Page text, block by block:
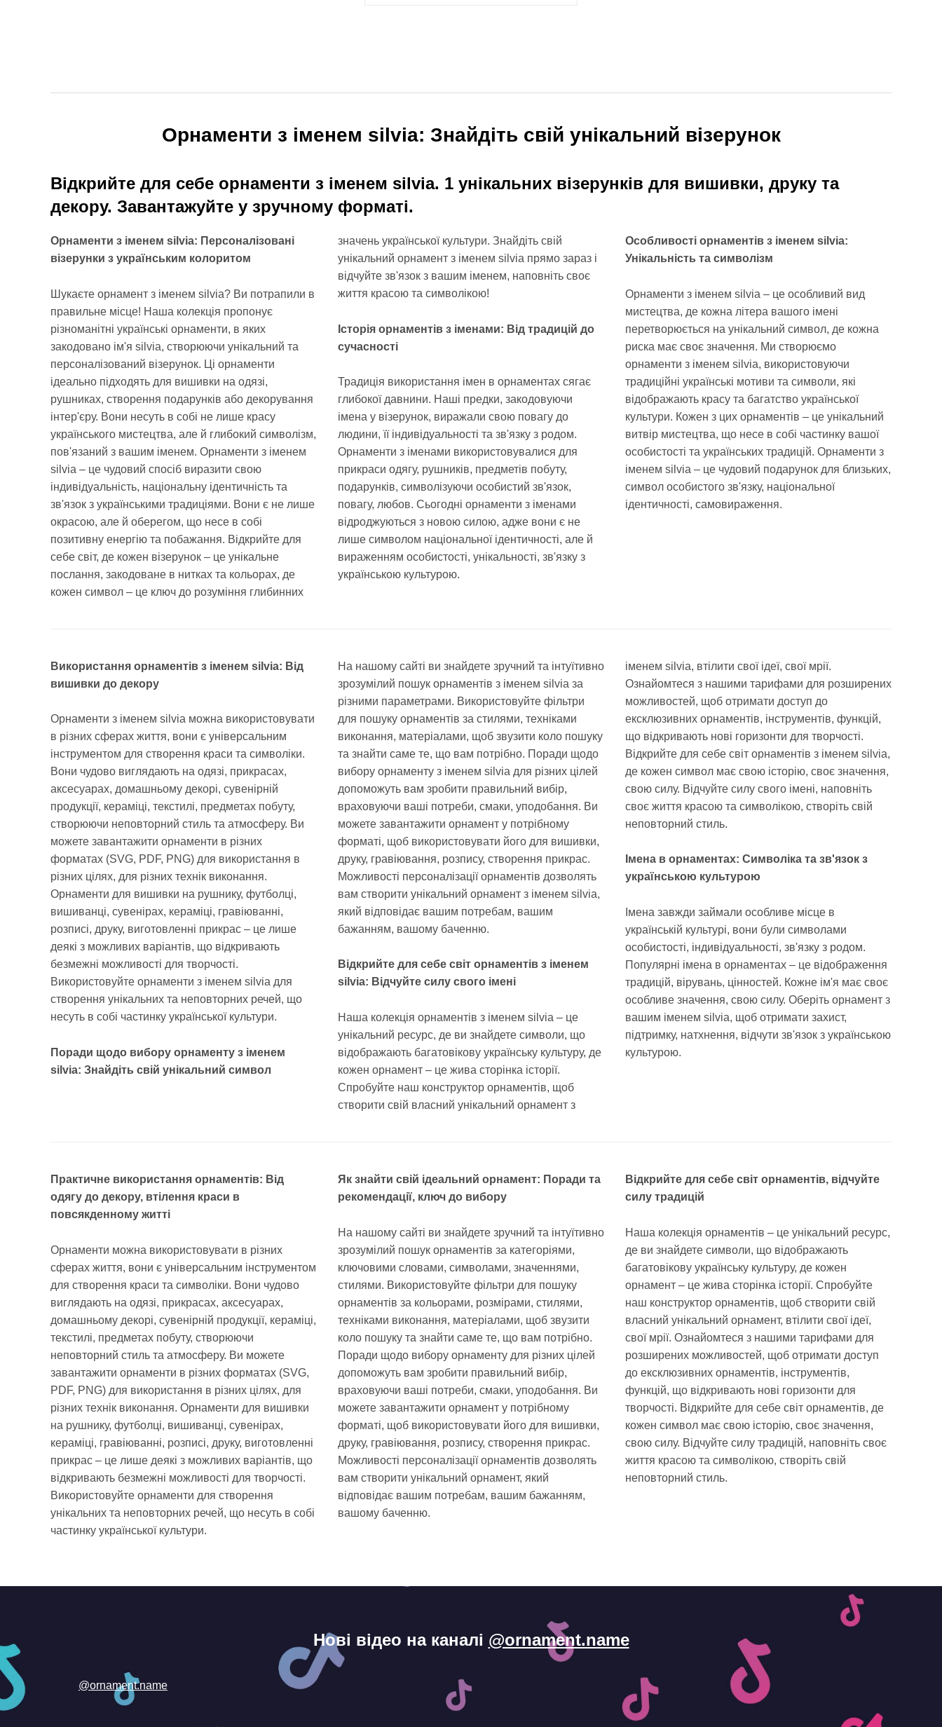
Орнаменти з іменем silvia: Знайдіть свій унікальний візерунок
Відкрийте для себе орнаменти з іменем silvia. 1 унікальних візерунків для вишивки, друку та
декору. Завантажуйте у зручному форматі.
Орнаменти з іменем silvia: Персоналізовані
візерунки з українським колоритом
Шукаєте орнамент з іменем silvia? Ви потрапили в
правильне місце! Наша колекція пропонує
різноманітні українські орнаменти, в яких
закодовано ім'я silvia, створюючи унікальний та
персоналізований візерунок. Ці орнаменти
ідеально підходять для вишивки на одязі,
рушниках, створення подарунків або декорування
інтер'єру. Вони несуть в собі не лише красу
українського мистецтва, але й глибокий символізм,
пов'язаний з вашим іменем. Орнаменти з іменем
silvia – це чудовий спосіб виразити свою
індивідуальність, національну ідентичність та
зв'язок з українськими традиціями. Вони є не лише
окрасою, але й оберегом, що несе в собі
позитивну енергію та побажання. Відкрийте для
себе світ, де кожен візерунок – це унікальне
послання, закодоване в нитках та кольорах, де
кожен символ – це ключ до розуміння глибинних
значень української культури. Знайдіть свій
унікальний орнамент з іменем silvia прямо зараз і
відчуйте зв'язок з вашим іменем, наповніть своє
життя красою та символікою!
Історія орнаментів з іменами: Від традицій до
сучасності
Традиція використання імен в орнаментах сягає
глибокої давнини. Наші предки, закодовуючи
імена у візерунок, виражали свою повагу до
людини, її індивідуальності та зв'язку з родом.
Орнаменти з іменами використовувалися для
прикраси одягу, рушників, предметів побуту,
подарунків, символізуючи особистий зв'язок,
повагу, любов. Сьогодні орнаменти з іменами
відроджуються з новою силою, адже вони є не
лише символом національної ідентичності, але й
вираженням особистості, унікальності, зв'язку з
українською культурою.
Особливості орнаментів з іменем silvia:
Унікальність та символізм
Орнаменти з іменем silvia – це особливий вид
мистецтва, де кожна літера вашого імені
перетворюється на унікальний символ, де кожна
риска має своє значення. Ми створюємо
орнаменти з іменем silvia, використовуючи
традиційні українські мотиви та символи, які
відображають красу та багатство української
культури. Кожен з цих орнаментів – це унікальний
витвір мистецтва, що несе в собі частинку вашої
особистості та українських традицій. Орнаменти з
іменем silvia – це чудовий подарунок для близьких,
символ особистого зв'язку, національної
ідентичності, самовираження.
Використання орнаментів з іменем silvia: Від
вишивки до декору
Орнаменти з іменем silvia можна використовувати
в різних сферах життя, вони є універсальним
інструментом для створення краси та символіки.
Вони чудово виглядають на одязі, прикрасах,
аксесуарах, домашньому декорі, сувенірній
продукції, кераміці, текстилі, предметах побуту,
створюючи неповторний стиль та атмосферу. Ви
можете завантажити орнаменти в різних
форматах (SVG, PDF, PNG) для використання в
різних цілях, для різних технік виконання.
Орнаменти для вишивки на рушнику, футболці,
вишиванці, сувенірах, кераміці, гравіюванні,
розписі, друку, виготовленні прикрас – це лише
деякі з можливих варіантів, що відкривають
безмежні можливості для творчості.
Використовуйте орнаменти з іменем silvia для
створення унікальних та неповторних речей, що
несуть в собі частинку української культури.
Поради щодо вибору орнаменту з іменем
silvia: Знайдіть свій унікальний символ
На нашому сайті ви знайдете зручний та інтуїтивно
зрозумілий пошук орнаментів з іменем silvia за
різними параметрами. Використовуйте фільтри
для пошуку орнаментів за стилями, техніками
виконання, матеріалами, щоб звузити коло пошуку
та знайти саме те, що вам потрібно. Поради щодо
вибору орнаменту з іменем silvia для різних цілей
допоможуть вам зробити правильний вибір,
враховуючи ваші потреби, смаки, уподобання. Ви
можете завантажити орнамент у потрібному
форматі, щоб використовувати його для вишивки,
друку, гравіювання, розпису, створення прикрас.
Можливості персоналізації орнаментів дозволять
вам створити унікальний орнамент з іменем silvia,
який відповідає вашим потребам, вашим
бажанням, вашому баченню.
Відкрийте для себе світ орнаментів з іменем
silvia: Відчуйте силу свого імені
Наша колекція орнаментів з іменем silvia – це
унікальний ресурс, де ви знайдете символи, що
відображають багатовікову українську культуру, де
кожен орнамент – це жива сторінка історії.
Спробуйте наш конструктор орнаментів, щоб
створити свій власний унікальний орнамент з
іменем silvia, втілити свої ідеї, свої мрії.
Ознайомтеся з нашими тарифами для розширених
можливостей, щоб отримати доступ до
ексклюзивних орнаментів, інструментів, функцій,
що відкривають нові горизонти для творчості.
Відкрийте для себе світ орнаментів з іменем silvia,
де кожен символ має свою історію, своє значення,
свою силу. Відчуйте силу свого імені, наповніть
своє життя красою та символікою, створіть свій
неповторний стиль.
Імена в орнаментах: Символіка та зв'язок з
українською культурою
Імена завжди займали особливе місце в
українській культурі, вони були символами
особистості, індивідуальності, зв'язку з родом.
Популярні імена в орнаментах – це відображення
традицій, вірувань, цінностей. Кожне ім'я має своє
особливе значення, свою силу. Оберіть орнамент з
вашим іменем silvia, щоб отримати захист,
підтримку, натхнення, відчути зв'язок з українською
культурою.
Практичне використання орнаментів: Від
одягу до декору, втілення краси в
повсякденному житті
Орнаменти можна використовувати в різних
сферах життя, вони є універсальним інструментом
для створення краси та символіки. Вони чудово
виглядають на одязі, прикрасах, аксесуарах,
домашньому декорі, сувенірній продукції, кераміці,
текстилі, предметах побуту, створюючи
неповторний стиль та атмосферу. Ви можете
завантажити орнаменти в різних форматах (SVG,
PDF, PNG) для використання в різних цілях, для
різних технік виконання. Орнаменти для вишивки
на рушнику, футболці, вишиванці, сувенірах,
кераміці, гравіюванні, розписі, друку, виготовленні
прикрас – це лише деякі з можливих варіантів, що
відкривають безмежні можливості для творчості.
Використовуйте орнаменти для створення
унікальних та неповторних речей, що несуть в собі
частинку української культури.
Як знайти свій ідеальний орнамент: Поради та
рекомендації, ключ до вибору
На нашому сайті ви знайдете зручний та інтуїтивно
зрозумілий пошук орнаментів за категоріями,
ключовими словами, символами, значеннями,
стилями. Використовуйте фільтри для пошуку
орнаментів за кольорами, розмірами, стилями,
техніками виконання, матеріалами, щоб звузити
коло пошуку та знайти саме те, що вам потрібно.
Поради щодо вибору орнаменту для різних цілей
допоможуть вам зробити правильний вибір,
враховуючи ваші потреби, смаки, уподобання. Ви
можете завантажити орнамент у потрібному
форматі, щоб використовувати його для вишивки,
друку, гравіювання, розпису, створення прикрас.
Можливості персоналізації орнаментів дозволять
вам створити унікальний орнамент, який
відповідає вашим потребам, вашим бажанням,
вашому баченню.
Відкрийте для себе світ орнаментів, відчуйте
силу традицій
Наша колекція орнаментів – це унікальний ресурс,
де ви знайдете символи, що відображають
багатовікову українську культуру, де кожен
орнамент – це жива сторінка історії. Спробуйте
наш конструктор орнаментів, щоб створити свій
власний унікальний орнамент, втілити свої ідеї,
свої мрії. Ознайомтеся з нашими тарифами для
розширених можливостей, щоб отримати доступ
до ексклюзивних орнаментів, інструментів,
функцій, що відкривають нові горизонти для
творчості. Відкрийте для себе світ орнаментів, де
кожен символ має свою історію, своє значення,
свою силу. Відчуйте силу традицій, наповніть своє
життя красою та символікою, створіть свій
неповторний стиль.
Нові відео на каналі @ornament.name
@ornament.name